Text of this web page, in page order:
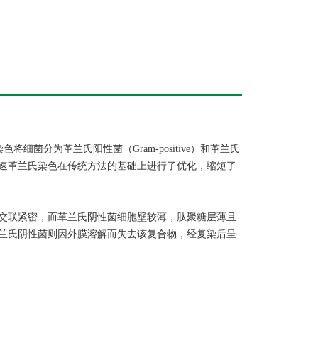
将细菌分为革兰氏阳性菌（Gram-positive）和革兰氏
革兰氏染色在传统方法的基础上进行了优化，缩短了
紧密，而革兰氏阴性菌细胞壁较薄，肽聚糖层薄且
氏阴性菌则因外膜溶解而失去该复合物，经复染后呈